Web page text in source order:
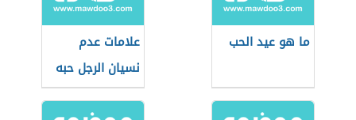
ما هو عيد الحب
علامات عدم
نسيان الرجل حبه
القديم